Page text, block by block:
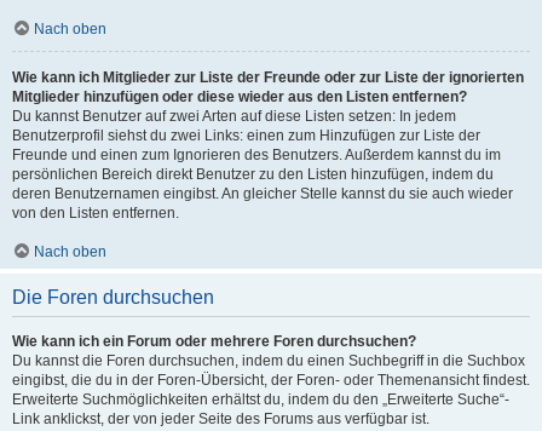
Nach oben
Wie kann ich Mitglieder zur Liste der Freunde oder zur Liste der ignorierten
Mitglieder hinzufügen oder diese wieder aus den Listen entfernen?
Du kannst Benutzer auf zwei Arten auf diese Listen setzen: In jedem
Benutzerprofil siehst du zwei Links: einen zum Hinzufügen zur Liste der
Freunde und einen zum Ignorieren des Benutzers. Außerdem kannst du im
persönlichen Bereich direkt Benutzer zu den Listen hinzufügen, indem du
deren Benutzernamen eingibst. An gleicher Stelle kannst du sie auch wieder
von den Listen entfernen.
Nach oben
Die Foren durchsuchen
Wie kann ich ein Forum oder mehrere Foren durchsuchen?
Du kannst die Foren durchsuchen, indem du einen Suchbegriff in die Suchbox
eingibst, die du in der Foren-Übersicht, der Foren- oder Themenansicht findest.
Erweiterte Suchmöglichkeiten erhältst du, indem du den „Erweiterte Suche“-
Link anklickst, der von jeder Seite des Forums aus verfügbar ist.